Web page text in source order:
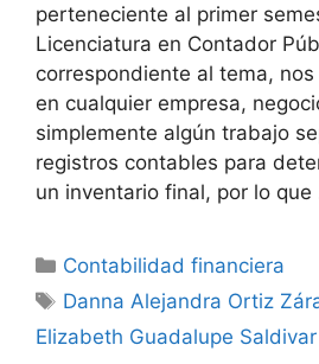
perteneciente al primer
Licenciatura en Contador
correspondiente al tema,
en cualquier empresa,
simplemente algún trabajo
registros contables para
un inventario final, por lo
Categorías
Contabilidad financiera
Etiquetas
Danna Alejandra Ortiz
Elizabeth Guadalupe